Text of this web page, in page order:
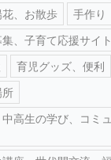
、お散歩
手作り
、子育て応援サイト
育児グッズ、便利
所
高生の学び、コミ